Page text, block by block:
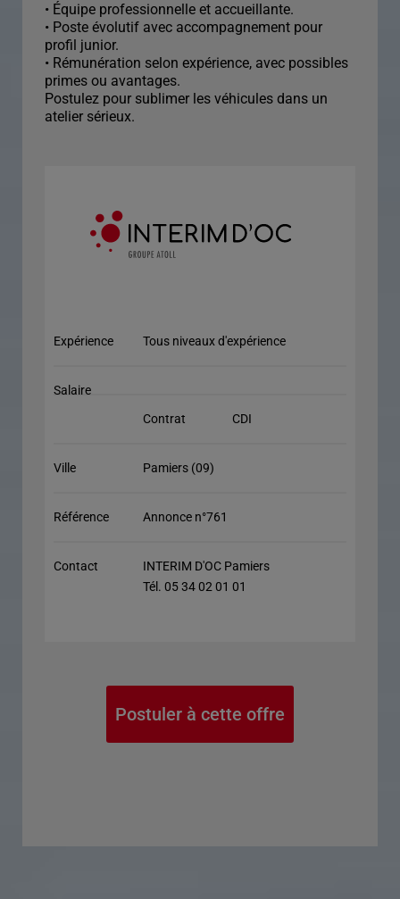
• Équipe professionnelle et accueillante.
• Poste évolutif avec accompagnement pour
profil junior.
• Rémunération selon expérience, avec possibles
primes ou avantages.
Postulez pour sublimer les véhicules dans un
atelier sérieux.
Expérience Tous niveaux d'expérience
Salaire
Contrat
CDI
Ville Pamiers (09)
Référence Annonce n°761
Contact
INTERIM D'OC Pamiers
Tél. 05 34 02 01 01
Postuler à cette offre